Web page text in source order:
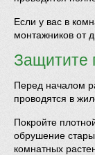
Если у вас в
монтажников от
Защитите
Перед началом
проводятся в
Покройте
обрушение
комнатных